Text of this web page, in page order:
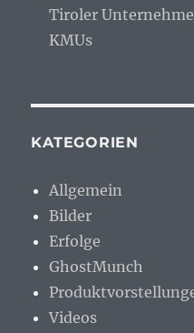
Tiroler
KMUs
KATEGORIEN
Allgemein
Bilder
Erfolge
GhostMunch
Videos